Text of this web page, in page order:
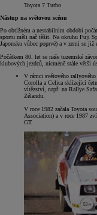
Toyota 7 Turbo
Nástup na světovou scénu
Po obtížném a nestabilním období
sportu měli nač těšit. Na okruhu Fuji
Japonsku vůbec poprvé) a v zemi se
Počátkem 80. let se naše tuzemské
klubových jezdců, nicméně stále větší
V rámci světového
Corolla a Celica sklízející
vítězství, např. na Rallye
Zélandu.
V roce 1982 začala Toyota
Association) a v roce 1987
GT.